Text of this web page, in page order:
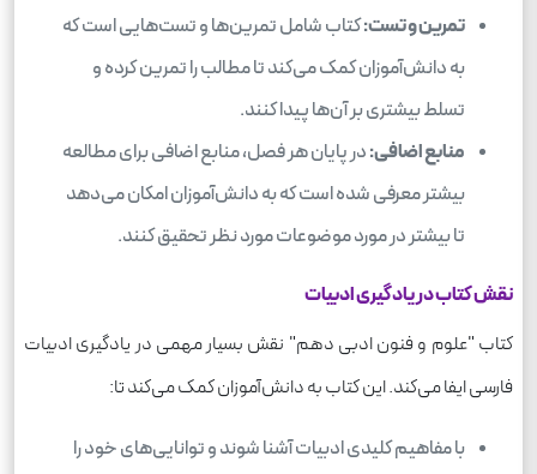
تمرین و تست:کتاب شامل تمرین‌ها و تست‌هایی است که
به دانش‌آموزان کمک می‌کند تا مطالب را تمرین کرده و
تسلط بیشتری بر آن‌ها پیدا کنند.
منابع اضافی:در پایان هر فصل، منابع اضافی برای مطالعه
بیشتر معرفی شده است که به دانش‌آموزان امکان می‌دهد
تا بیشتر در مورد موضوعات مورد نظر تحقیق کنند.
نقش کتاب در یادگیری ادبیات
کتاب "علوم و فنون ادبی دهم" نقش بسیار مهمی در یادگیری ادبیات
فارسی ایفا می‌کند. این کتاب به دانش‌آموزان کمک می‌کند تا:
با مفاهیم کلیدی ادبیات آشنا شوند و توانایی‌های خود را